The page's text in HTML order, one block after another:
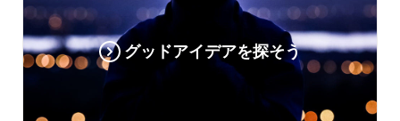
グッドアイデアを探そう